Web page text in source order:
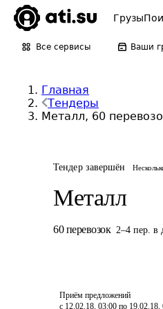
Грузы
Все сервисы Ваши
Главная
Тендеры
Металл, 60
Тендер завершён
Металл
60 перевозок 2–4 пер. в
Приём предложений
с 12.02.18, 03:00 по 19.02.18,